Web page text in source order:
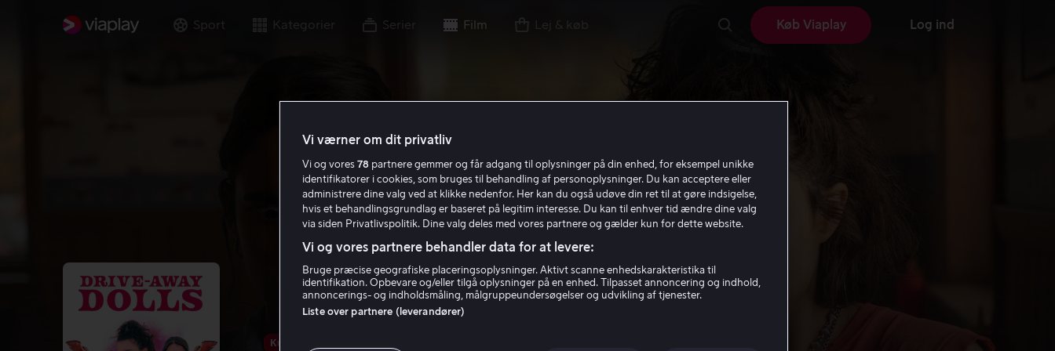
Sport Kategorier Serier Film Lej & køb Køb Viaplay Log ind
Kun hos os
Vi værner om dit privatliv
Vi og vores 78 partnere gemmer og får adgang til oplysninger på din enhed, for eksempel unikke
identifikatorer i cookies, som bruges til behandling af personoplysninger. Du kan acceptere eller
administrere dine valg ved at klikke nedenfor. Her kan du også udøve din ret til at gøre indsigelse,
hvis et behandlingsgrundlag er baseret på legitim interesse. Du kan til enhver tid ændre dine valg
via siden Privatlivspolitik. Dine valg deles med vores partnere og gælder kun for dette website.
Vi og vores partnere behandler data for at levere:
Bruge præcise geografiske placeringsoplysninger. Aktivt scanne enhedskarakteristika til
identifikation. Opbevare og/eller tilgå oplysninger på en enhed. Tilpasset annoncering og indhold,
annoncerings- og indholdsmåling, målgruppeundersøgelser og udvikling af tjenester.
Liste over partnere (leverandører)